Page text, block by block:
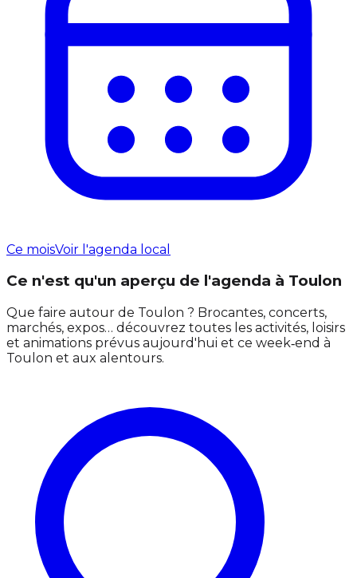
Ce moisVoir l'agenda local
Ce n'est qu'un aperçu de l'agenda à Toulon
Que faire autour de Toulon ? Brocantes, concerts,
marchés, expos… découvrez toutes les activités, loisirs
et animations prévus aujourd'hui et ce week‑end à
Toulon et aux alentours.